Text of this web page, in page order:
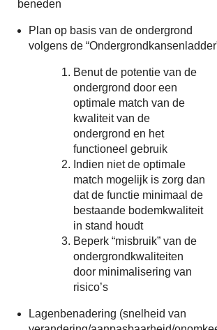
beneden
Plan op basis van de ondergrond
volgens de
Benut de potentie van de
ondergrond door een
optimale match van de
kwaliteit van de
ondergrond en het
functioneel gebruik
Indien niet de optimale
match mogelijk is zorg dan
dat de functie minimaal de
bestaande bodemkwaliteit
in stand houdt
Beperk “misbruik” van de
ondergrondkwaliteiten
door minimalisering van
risico’s
Lagenbenadering (snelheid van